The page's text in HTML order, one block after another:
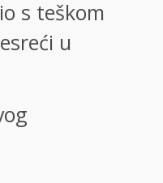
s teškom
u